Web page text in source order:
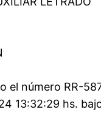
el número RR-
13:32:29 hs.